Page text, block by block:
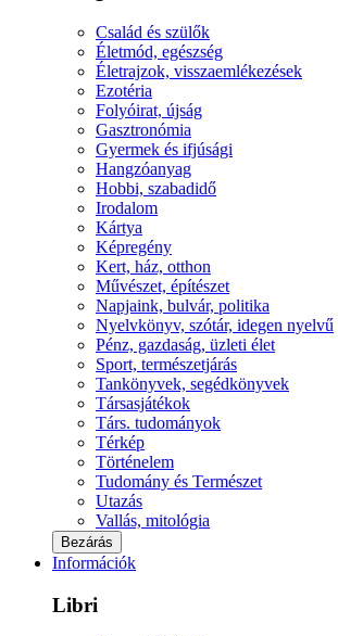
Család és szülők
Életmód, egészség
Életrajzok, visszaemlékezések
Ezotéria
Folyóirat, újság
Gasztronómia
Gyermek és ifjúsági
Hangzóanyag
Hobbi, szabadidő
Irodalom
Kártya
Képregény
Kert, ház, otthon
Művészet, építészet
Napjaink, bulvár, politika
Nyelvkönyv, szótár, idegen nyelvű
Pénz, gazdaság, üzleti élet
Sport, természetjárás
Tankönyvek, segédkönyvek
Társasjátékok
Társ. tudományok
Térkép
Történelem
Tudomány és Természet
Utazás
Vallás, mitológia
Bezárás
Információk
Libri